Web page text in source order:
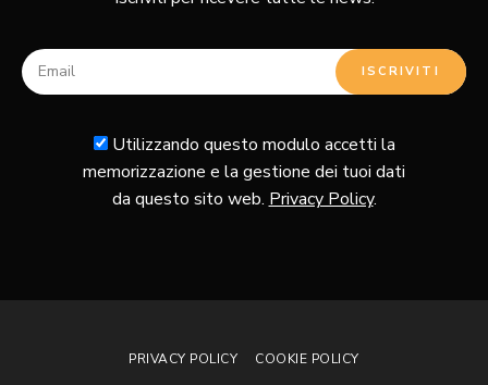
Utilizzando questo modulo accetti la
memorizzazione e la gestione dei tuoi dati
da questo sito web. Privacy Policy.
PRIVACY POLICY COOKIE POLICY